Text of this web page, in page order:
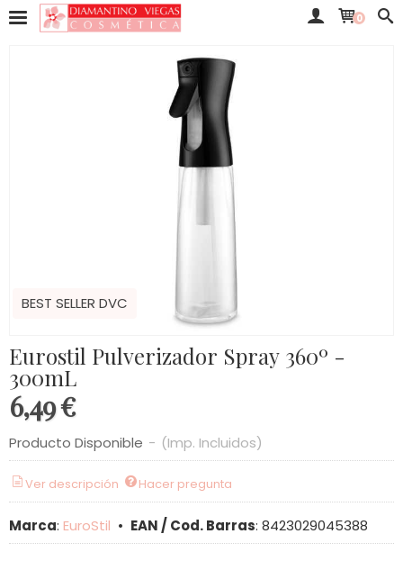
0
BEST SELLER DVC
Eurostil Pulverizador Spray 360º -
300mL
6,49 €
Producto Disponible - (Imp. Incluidos)
Ver descripción Hacer pregunta
Marca: EuroStil • EAN / Cod. Barras: 8423029045388